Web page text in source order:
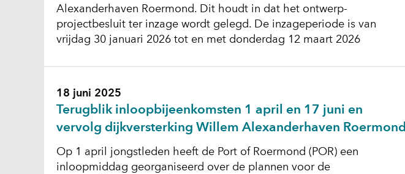
Alexanderhaven Roermond. Dit houdt in dat het ontwerp-
projectbesluit ter inzage wordt gelegd. De inzageperiode is van
vrijdag 30 januari 2026 tot en met donderdag 12 maart 2026
Terugblik inloopbijeenkomsten 1 april en 17 juni en
vervolg dijkversterking Willem Alexanderhaven Roermond
18 juni 2025
Op 1 april jongstleden heeft de Port of Roermond (POR) een
inloopmiddag georganiseerd over de plannen voor de